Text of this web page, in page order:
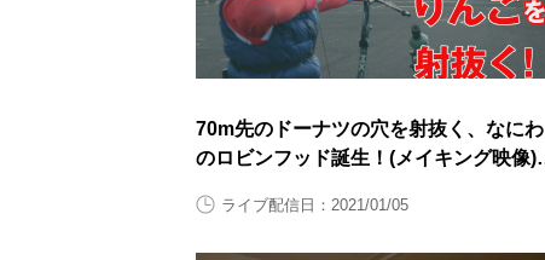
70m先のドーナツの穴を射抜く、なにわ
のロビンフッド誕生！(メイキング映像)
ライブ配信日：2021/01/05